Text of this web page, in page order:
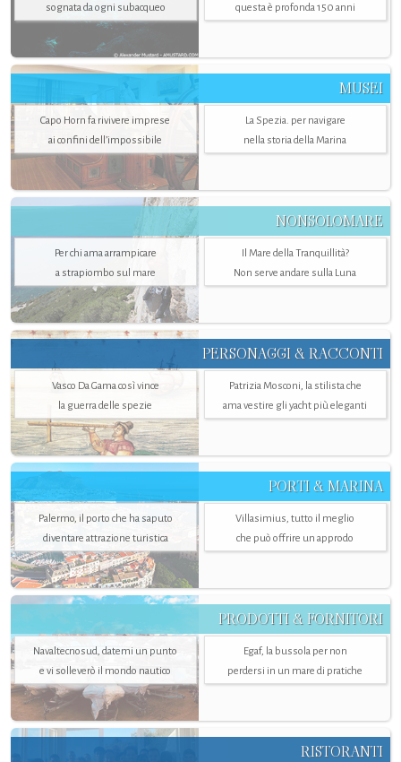
sognata da ogni subacqueo
questa è profonda 150 anni
MUSEI
Capo Horn fa rivivere imprese
ai confini dell’impossibile
La Spezia. per navigare
nella storia della Marina
NONSOLOMARE
Per chi ama arrampicare
a strapiombo sul mare
Il Mare della Tranquillità?
Non serve andare sulla Luna
PERSONAGGI & RACCONTI
Vasco Da Gama così vince
la guerra delle spezie
Patrizia Mosconi, la stilista che
ama vestire gli yacht più eleganti
PORTI & MARINA
Palermo, il porto che ha saputo
diventare attrazione turistica
Villasimius, tutto il meglio
che può offrire un approdo
PRODOTTI & FORNITORI
Navaltecnosud, datemi un punto
e vi solleverò il mondo nautico
Egaf, la bussola per non
perdersi in un mare di pratiche
RISTORANTI